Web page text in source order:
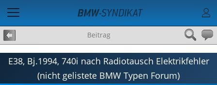
Beitrag
E38, Bj.1994, 740i nach Radiotausch Elektrikfehler
(nicht gelistete BMW Typen Forum)